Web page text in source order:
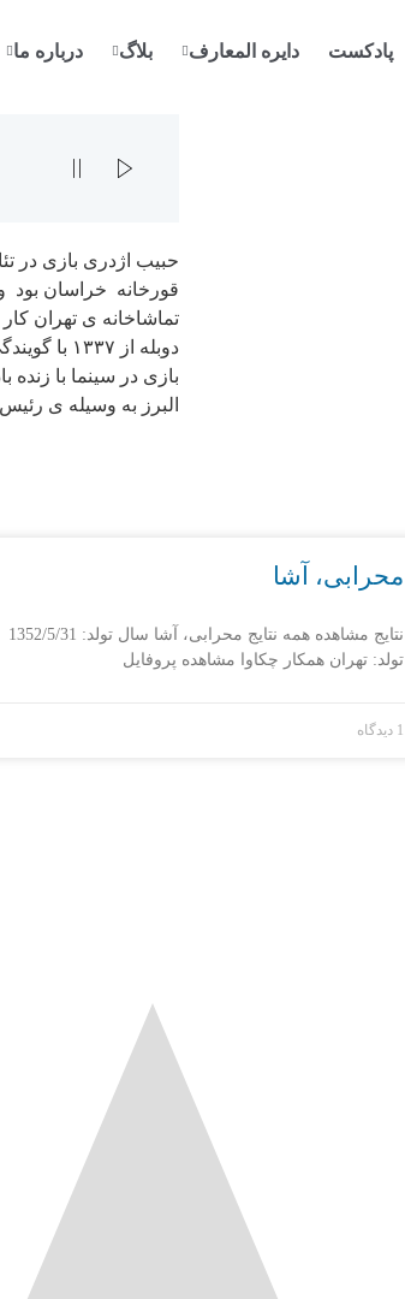
پادکست دایره المعارف بلاگ درباره ما
حبیب اژدری بازی در
قورخانه خراسان بود
تماشاخانه ی تهران
دوبله از
بازی در سینما با
البرز به وسیله ی
محرابی، آشا
نتایج مشاهده همه نتایج محرابی، آشا سال تولد: 1352/5/31
تولد: تهران همکار چکاوا مشاهده پروفایل
1 دیدگاه